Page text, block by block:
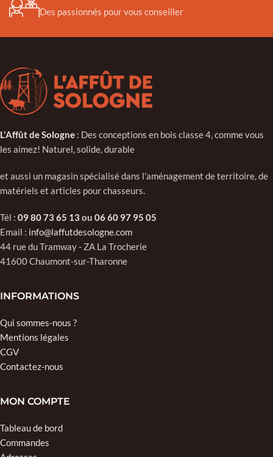
Des passionnés pour vous conseiller
L'Affût de Sologne : Des conceptions en bois classe 4, comme vous
les aimez! Naturel, solide, durable
et aussi un magasin spécialisé dans l'aménagement de territoire, de
matériels et articles pour chasseurs.
Tél : 09 80 73 65 13ou 06 60 97 95 05
Email : info@laffutdesologne.com
44 rue du Tramway - ZA La Trocherie
41600 Chaumont-sur-Tharonne
INFORMATIONS
Qui sommes-nous ?
Mentions légales
CGV
Contactez-nous
MON COMPTE
Tableau de bord
Commandes